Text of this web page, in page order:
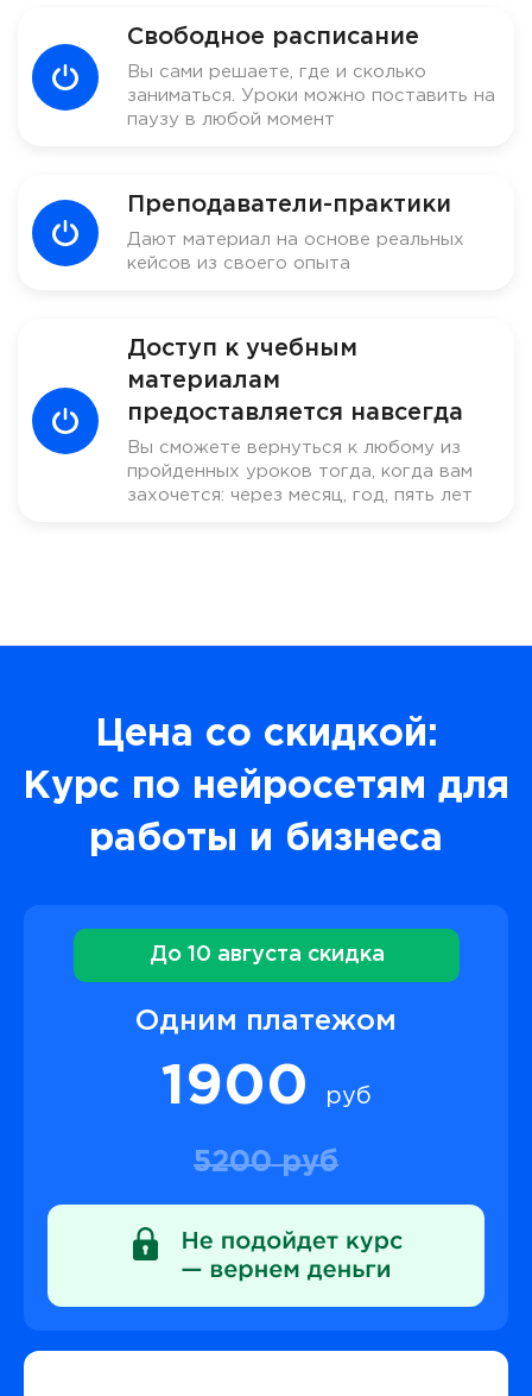
Свободное расписание
Вы сами решаете, где и сколько
заниматься. Уроки можно поставить на
паузу в любой момент
Преподаватели-практики
Дают материал на основе реальных
кейсов из своего опыта
Доступ к учебным
материалам
предоставляется навсегда
Вы сможете вернуться к любому из
пройденных уроков тогда, когда вам
захочется: через месяц, год, пять лет
Цена со скидкой:
Курс по нейросетям для
работы и бизнеса
До 10 августа скидка
Одним платежом
1900 руб
5200 руб